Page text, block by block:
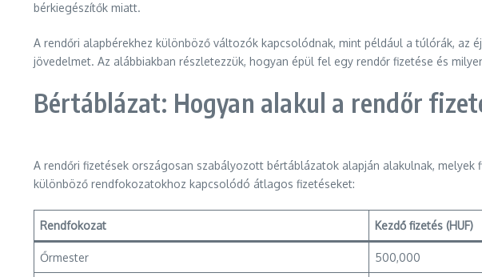
bérkiegészítők miatt.
A rendőri alapbérekhez különböző változók kapcsolódnak, mint például a túlórák, az
jövedelmet. Az alábbiakban részletezzük, hogyan épül fel egy rendőr fizetése és
Bértáblázat: Hogyan alakul a rendőr
A rendőri fizetések országosan szabályozott bértáblázatok alapján alakulnak,
különböző rendfokozatokhoz kapcsolódó átlagos fizetéseket:
Rendfokozat Kezdő fizetés (HUF)
Őrmester 500,000